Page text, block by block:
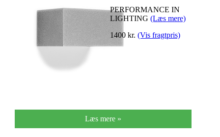
PERFORMANCE IN
LIGHTING (Læs mere)
1400 kr. (Vis fragtpris)
Læs mere »